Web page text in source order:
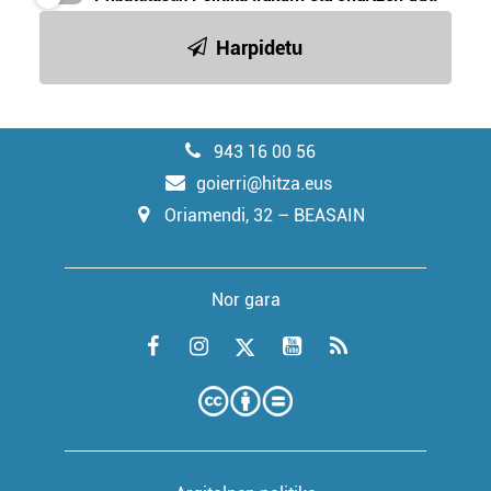
Harpidetu
943 16 00 56
goierri@hitza.eus
Oriamendi, 32 – BEASAIN
Nor gara